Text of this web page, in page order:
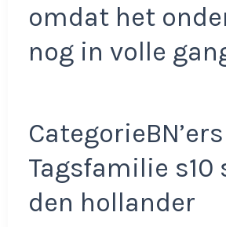
omdat het
nog in volle
CategorieBN’ers
Tagsfamilie s10
den hollander